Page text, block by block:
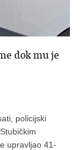
dok mu je
policijski
upravljao 41-